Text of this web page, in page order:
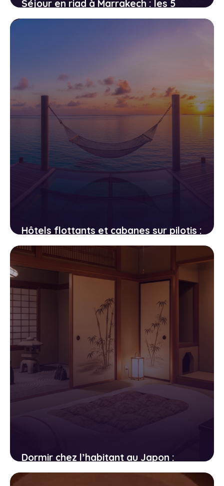
Séjour en riad à Marrakech : les 5
meilleures adresses authentiques
Hôtels flottants et cabanes sur pilotis :
les hébergements les plus fous au-
dessus de l’eau
Dormir chez l’habitant au Japon :
ryokan, minshuku et temples